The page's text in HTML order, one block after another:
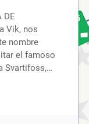
DE
Vik, nos
nombre
el famoso
Svartifoss,…